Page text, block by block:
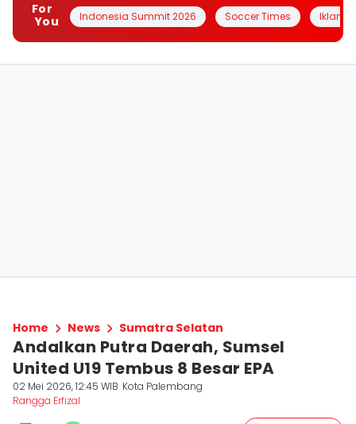
For
You
Indonesia Summit 2026 Soccer Times Iklanin
Home News Sumatra Selatan
Andalkan Putra Daerah, Sumsel
United U19 Tembus 8 Besar EPA
02 Mei 2026, 12:45 WIB Kota Palembang
Rangga Erfizal